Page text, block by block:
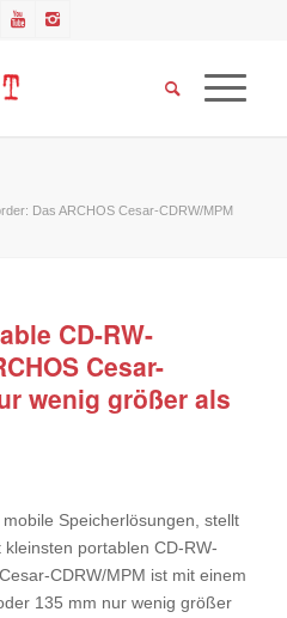
Das ARCHOS Cesar-CDRW/MPM
CD-RW-
Cesar-
wenig größer als
Speicherlösungen, stellt
portablen CD-RW-
CDRW/MPM ist mit einem
135 mm nur wenig größer